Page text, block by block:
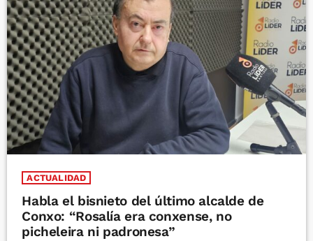
ACTUALIDAD
Habla el bisnieto del último alcalde de
Conxo: “Rosalía era conxense, no
picheleira ni padronesa”